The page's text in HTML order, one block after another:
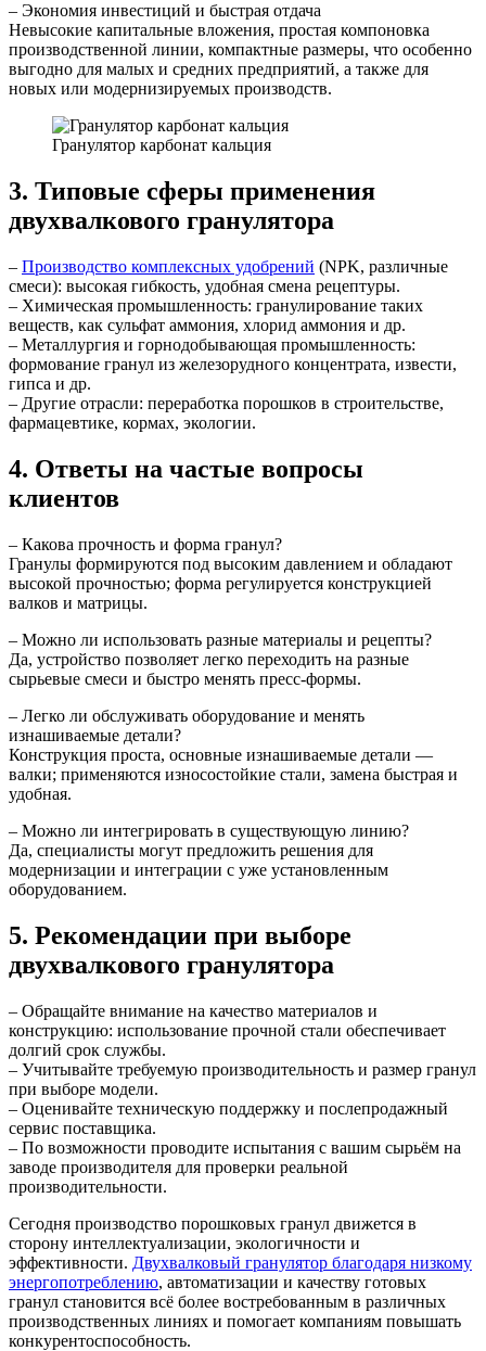
– Экономия инвестиций и быстрая отдача
Невысокие капитальные вложения, простая компоновка
производственной линии, компактные размеры, что особенно
выгодно для малых и средних предприятий, а также для
новых или модернизируемых производств.
Гранулятор карбонат кальция
3. Типовые сферы применения
двухвалкового гранулятора
– Производство комплексных удобрений (NPK, различные
смеси): высокая гибкость, удобная смена рецептуры.
– Химическая промышленность: гранулирование таких
веществ, как сульфат аммония, хлорид аммония и др.
– Металлургия и горнодобывающая промышленность:
формование гранул из железорудного концентрата, извести,
гипса и др.
– Другие отрасли: переработка порошков в строительстве,
фармацевтике, кормах, экологии.
4. Ответы на частые вопросы
клиентов
– Какова прочность и форма гранул?
Гранулы формируются под высоким давлением и обладают
высокой прочностью; форма регулируется конструкцией
валков и матрицы.
– Можно ли использовать разные материалы и рецепты?
Да, устройство позволяет легко переходить на разные
сырьевые смеси и быстро менять пресс-формы.
– Легко ли обслуживать оборудование и менять
изнашиваемые детали?
Конструкция проста, основные изнашиваемые детали —
валки; применяются износостойкие стали, замена быстрая и
удобная.
– Можно ли интегрировать в существующую линию?
Да, специалисты могут предложить решения для
модернизации и интеграции с уже установленным
оборудованием.
5. Рекомендации при выборе
двухвалкового гранулятора
– Обращайте внимание на качество материалов и
конструкцию: использование прочной стали обеспечивает
долгий срок службы.
– Учитывайте требуемую производительность и размер гранул
при выборе модели.
– Оценивайте техническую поддержку и послепродажный
сервис поставщика.
– По возможности проводите испытания с вашим сырьём на
заводе производителя для проверки реальной
производительности.
Сегодня производство порошковых гранул движется в
сторону интеллектуализации, экологичности и
эффективности. Двухвалковый гранулятор благодаря низкому
энергопотреблению, автоматизации и качеству готовых
гранул становится всё более востребованным в различных
производственных линиях и помогает компаниям повышать
конкурентоспособность.